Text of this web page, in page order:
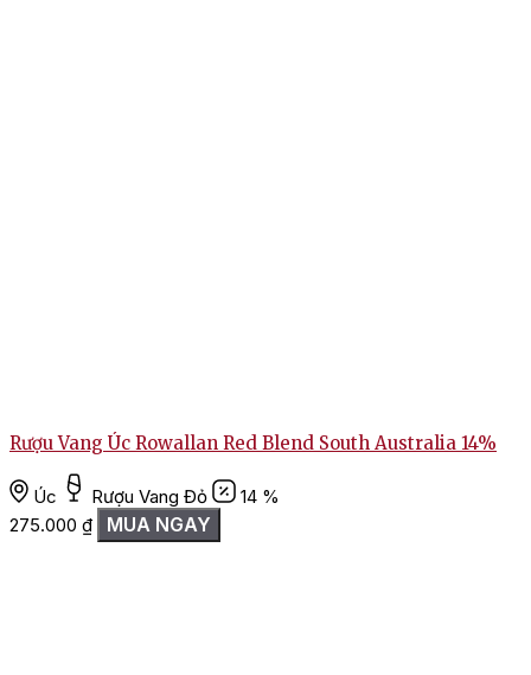
Rượu Vang Úc Rowallan Red Blend South Australia 14%
Úc Rượu Vang Đỏ
14 %
275.000 ₫ MUA NGAY